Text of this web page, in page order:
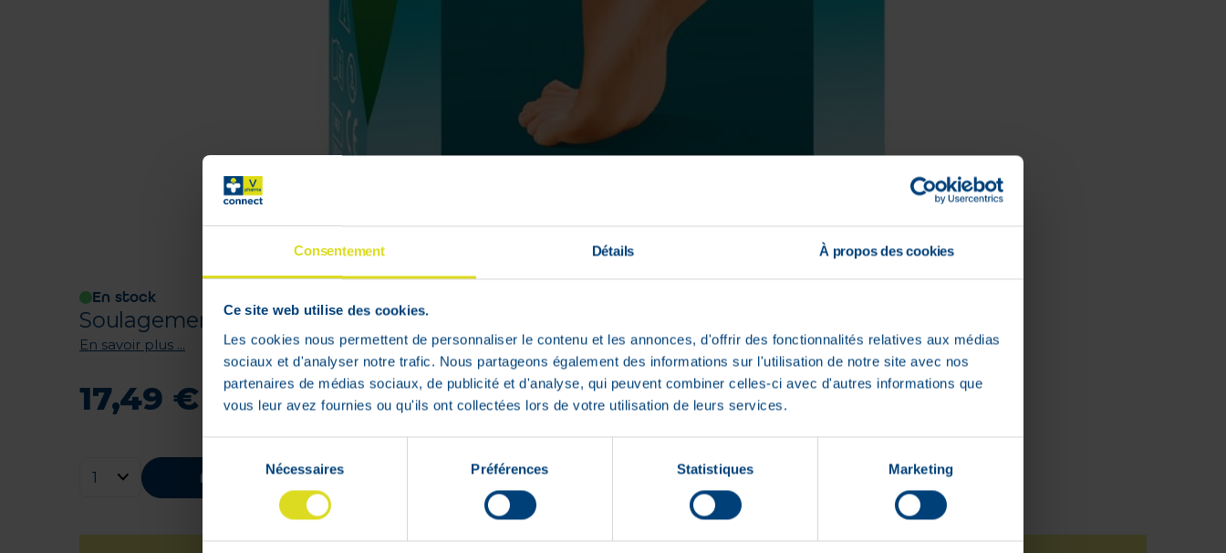
Consentement Détails À propos des cookies
Ce site web utilise des cookies.
Les cookies nous permettent de personnaliser le contenu et les annonces, d'offrir des fonctionnalités relatives aux médias
sociaux et d'analyser notre trafic. Nous partageons également des informations sur l'utilisation de notre site avec nos
partenaires de médias sociaux, de publicité et d'analyse, qui peuvent combiner celles-ci avec d'autres informations que
vous leur avez fournies ou qu'ils ont collectées lors de votre utilisation de leurs services.
du
consentement
Nécessaires Préférences Statistiques Marketing
En stock
Soulagement instantané de la douleur et permettent d'accélérer le processus de guérison.
En savoir plus ...
17,49 €
Ajouter au panier